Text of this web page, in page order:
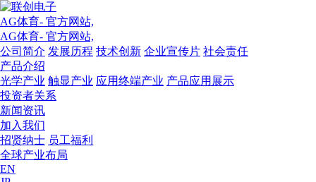
AG体育- 官方网站,
AG体育- 官方网站,
公司简介 发展历程 技术创新 企业宣传片 社会责任
产品介绍
光学产业 触显产业 应用终端产业 产品应用展示
投资者关系
新闻资讯
加入我们
招贤纳士 员工福利
全球产业布局
EN